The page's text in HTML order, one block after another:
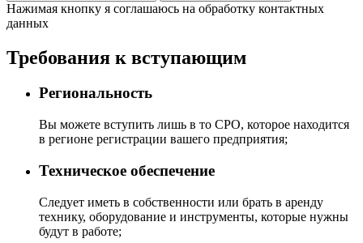
Нажимая кнопку я соглашаюсь на обработку контактных
данных
Требования к вступающим
Региональность
Вы можете вступить лишь в то СРО, которое находится
в регионе регистрации вашего предприятия;
Техническое обеспечение
Следует иметь в собственности или брать в аренду
технику, оборудование и инструменты, которые нужны
будут в работе;